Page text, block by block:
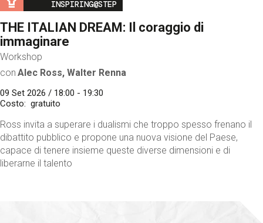
INSPIRING@STEP
THE ITALIAN DREAM: Il coraggio di
immaginare
Workshop
con Alec Ross, Walter Renna
09 Set 2026 / 18:00 - 19:30
Costo
gratuito
Ross invita a superare i dualismi che troppo spesso frenano il
dibattito pubblico e propone una nuova visione del Paese,
capace di tenere insieme queste diverse dimensioni e di
liberarne il talento